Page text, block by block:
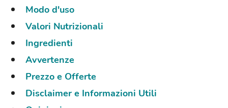
Modo d'uso
Valori Nutrizionali
Ingredienti
Avvertenze
Prezzo e Offerte
Disclaimer e Informazioni Utili